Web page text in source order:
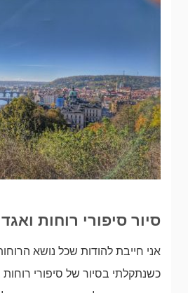
סיור סיפורי רוחות
אני חייבת להודות שכל נושא
כשנתקלתי בסיור של סיפורי